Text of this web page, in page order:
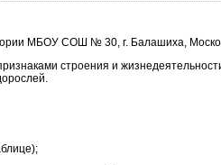
МБОУ СОШ № 30, г. Балашиха,
строения и